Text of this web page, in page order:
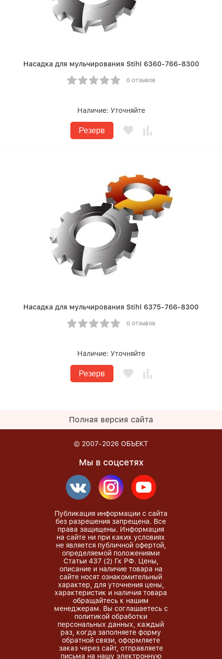
Насадка для мульчирования Stihl 6360-766-8300
0 отзывов
Наличие: Уточняйте
Резерв
Насадка для мульчирования Stihl 6375-766-8300
0 отзывов
Наличие: Уточняйте
Резерв
Полная версия сайта
© 2007-2026 ОБЪЕКТ
Мы в соцсетях
Публикация информации с сайта
без разрешения запрещена. Все
права защищены. Информация
на сайте ни при каких условиях
не является публичной офертой,
определяемой положениями
Статьи 437 (2) Гк РФ. Цены,
описание и наличие товара на
сайте носят ознакомительный
характер, для уточнения цены,
характеристик и наличия товара
обращайтесь к нашим
менеджерам. Вы соглашаетесь с
политикой обработки
персональных данных, каждый
раз, когда заполняете форму
обратной связи, оформляете
заказ через сайт, отправляете
письма на нашу электронную